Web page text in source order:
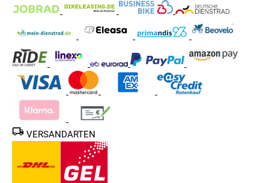
VERSANDARTEN